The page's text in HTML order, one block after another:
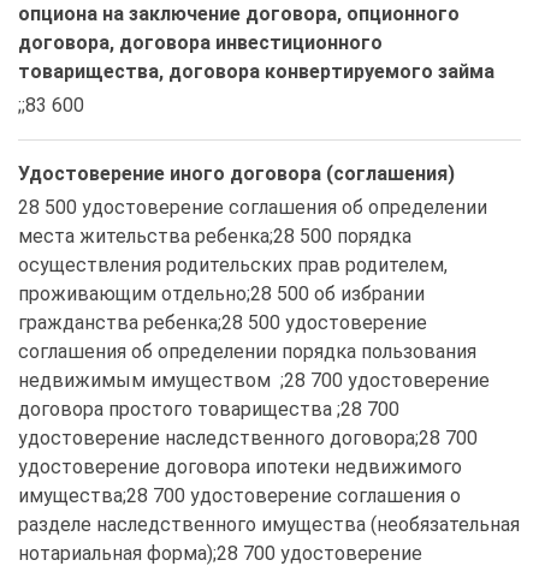
опциона на заключение договора, опционного
договора, договора инвестиционного
товарищества, договора конвертируемого займа
;;83 600
Удостоверение иного договора (соглашения)
28 500 удостоверение соглашения об определении
места жительства ребенка;28 500 порядка
осуществления родительских прав родителем,
проживающим отдельно;28 500 об избрании
гражданства ребенка;28 500 удостоверение
соглашения об определении порядка пользования
недвижимым имуществом  ;28 700 удостоверение
договора простого товарищества ;28 700
удостоверение наследственного договора;28 700
удостоверение договора ипотеки недвижимого
имущества;28 700 удостоверение соглашения о
разделе наследственного имущества (необязательная
нотариальная форма);28 700 удостоверение